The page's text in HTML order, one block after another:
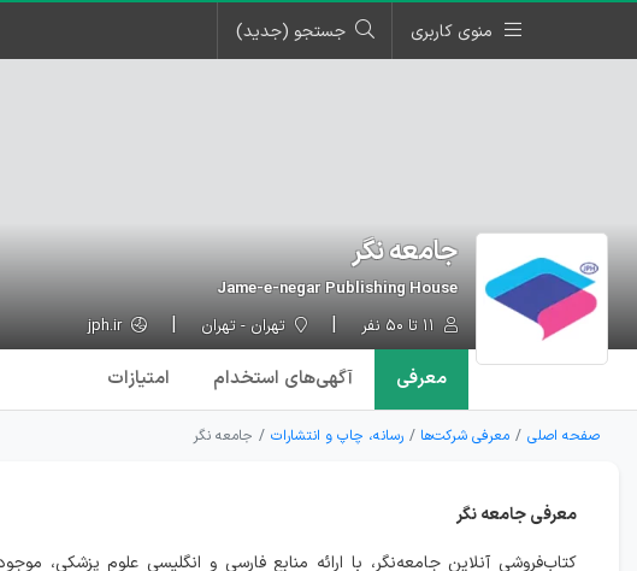
منوی کاربری جستجو (جدید)
جامعه نگر
Jame-e-negar Publishing House
تهران - تهران jph.ir
معرفی آگهی‌های استخدام امتیازات
صفحه اصلی معرفی شرکت‌ها رسانه، چاپ و انتشارات جامعه نگر
معرفی جامعه نگر
کتاب‌فروشی آنلاین جامعه‌نگر، با ارائه منابع فارسی و انگلیسی علوم پزشکی،